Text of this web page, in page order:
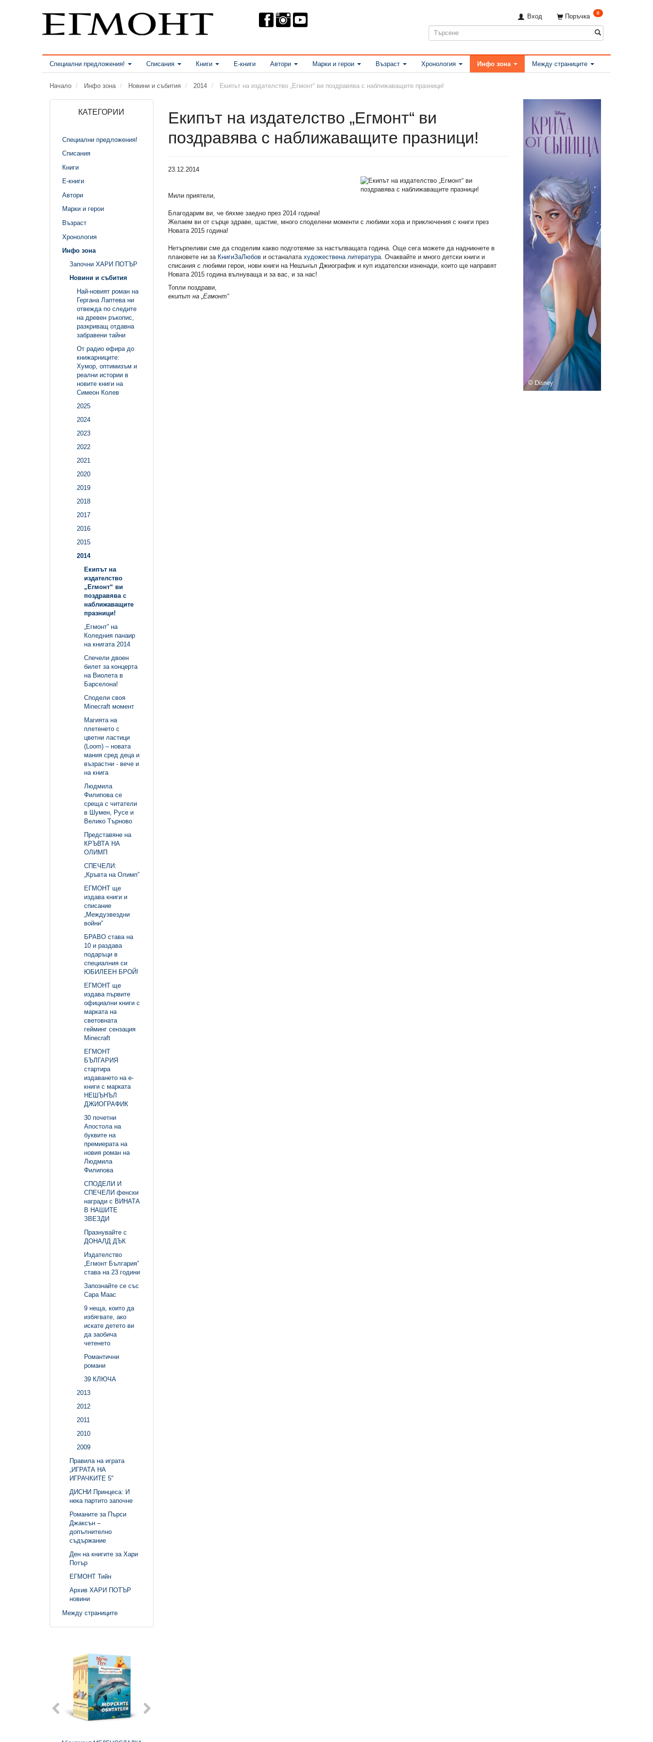
Поръчка 0
Вход
Специални предложения! Списания Книги Е-книги Автори Марки и герои Възраст Хронология Инфо зона Между страниците
Начало Инфо зона Новини и събития 2014 Екипът на издателство „Егмонт“ ви поздравява с наближаващите празници!
КАТЕГОРИИ
Специални предложения!
Списания
Книги
Е-книги
Автори
Марки и герои
Възраст
Хронология
Инфо зона
Започни ХАРИ ПОТЪР
Новини и събития
Най-новият роман на
Гергана Лаптева ни
отвежда по следите
на древен ръкопис,
разкриващ отдавна
забравени тайни
От радио ефира до
книжарниците:
Хумор, оптимизъм и
реални истории в
новите книги на
Симеон Колев
2025
2024
2023
2022
2021
2020
2019
2018
2017
2016
2015
2014
Екипът на
издателство
„Егмонт“ ви
поздравява с
наближаващите
празници!
„Егмонт” на
Коледния панаир
на книгата 2014
Спечели двоен
билет за концерта
на Виолета в
Барселона!
Сподели своя
Minecraft момент
Магията на
плетенето с
цветни ластици
(Loom) – новата
мания сред деца и
възрастни - вече и
на книга
Людмила
Филипова се
среща с читатели
в Шумен, Русе и
Велико Търново
Представяне на
КРЪВТА НА
ОЛИМП
СПЕЧЕЛИ:
„Кръвта на Олимп”
ЕГМОНТ ще
издава книги и
списание
„Междузвездни
войни”
БРАВО става на
10 и раздава
подаръци в
специалния си
ЮБИЛЕЕН БРОЙ!
ЕГМОНТ ще
издава първите
официални книги с
марката на
световната
гейминг сензация
Minecraft
ЕГМОНТ
БЪЛГАРИЯ
стартира
издаването на е-
книги с марката
НЕШЪНЪЛ
ДЖИОГРАФИК
30 почетни
Апостола на
буквите на
премиерата на
новия роман на
Людмила
Филипова
СПОДЕЛИ И
СПЕЧЕЛИ фенски
награди с ВИНАТА
В НАШИТЕ
ЗВЕЗДИ
Празнувайте с
ДОНАЛД ДЪК
Издателство
„Егмонт България”
става на 23 години
Запознайте се със
Сара Маас
9 неща, които да
избягвате, ако
искате детето ви
да заобича
четенето
Романтични
романи
39 КЛЮЧА
2013
2012
2011
2010
2009
Правила на играта
„ИГРАТА НА
ИГРАЧКИТЕ 5"
ДИСНИ Принцеса: И
нека партито започне
Романите за Пърси
Джаксън –
допълнително
съдържание
Ден на книгите за Хари
Потър
ЕГМОНТ Тийн
Архив ХАРИ ПОТЪР
новини
Между страниците
Екипът на издателство „Егмонт“ ви
поздравява с наближаващите празници!
23.12.2014
Мили приятели,
Благодарим ви, че бяхме заедно през 2014 година!
Желаем ви от сърце здраве, щастие, много споделени моменти с любими хора и приключения с книги през
Новата 2015 година!
Нетърпеливи сме да споделим какво подготвяме за настъпващата година. Още сега можете да надникнете в
плановете ни за КнигиЗаЛюбови останалата художествена литература. Очаквайте и много детски книги и
списания с любими герои, нови книги на Нешънъл Джиографик и куп издателски изненади, които ще направят
Новата 2015 година вълнуваща и за вас, и за нас!
Топли поздрави,
екипът на „Егмонт“